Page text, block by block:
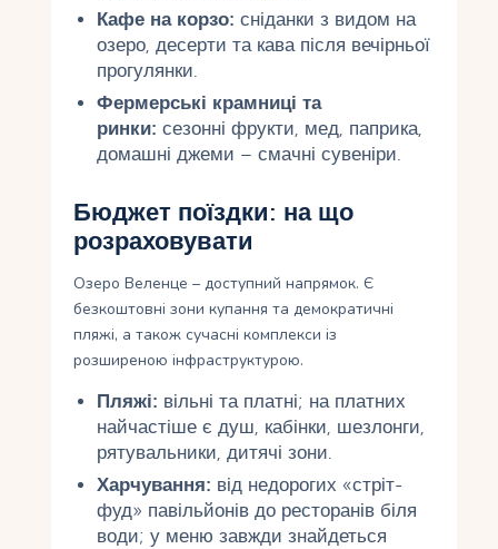
Кафе на корзо: сніданки з видом на
озеро, десерти та кава після вечірньої
прогулянки.
Фермерські крамниці та
ринки: сезонні фрукти, мед, паприка,
домашні джеми – смачні сувеніри.
Бюджет поїздки: на що
розраховувати
Озеро Веленце – доступний напрямок. Є
безкоштовні зони купання та демократичні
пляжі, а також сучасні комплекси із
розширеною інфраструктурою.
Пляжі: вільні та платні; на платних
найчастіше є душ, кабінки, шезлонги,
рятувальники, дитячі зони.
Харчування: від недорогих «стріт-
фуд» павільйонів до ресторанів біля
води; у меню завжди знайдеться